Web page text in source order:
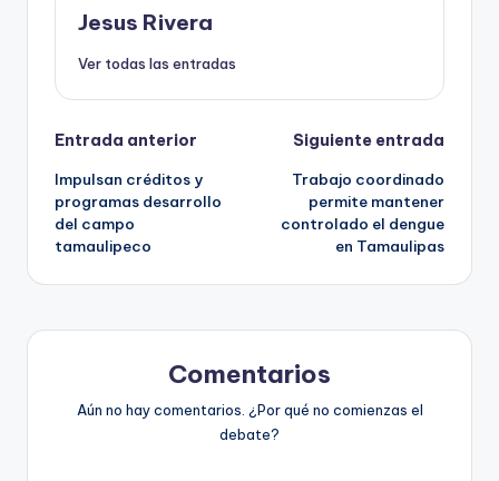
Jesus Rivera
Ver todas las entradas
Navegación
de
entradas
Entrada anterior
Impulsan créditos y
programas desarrollo
del campo
tamaulipeco
Siguiente entrada
Trabajo coordinado
permite mantener
controlado el dengue
en Tamaulipas
Comentarios
Aún no hay comentarios. ¿Por qué no comienzas el
debate?